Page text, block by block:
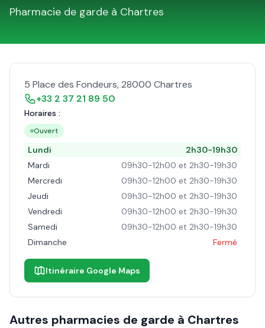
Pharmacie de garde à Chartres
5 Place des Fondeurs,28000 Chartres
+33 2 37 21 89 50
Horaires :
Ouvert
Lundi
2h30-19h30
Mardi
09h30-12h00 et 2h30-19h30
Mercredi
09h30-12h00 et 2h30-19h30
Jeudi
09h30-12h00 et 2h30-19h30
Vendredi
09h30-12h00 et 2h30-19h30
Samedi
09h30-12h00 et 2h30-19h30
Dimanche
Fermé
Itinéraire Google Maps
Autres pharmacies de garde à Chartres